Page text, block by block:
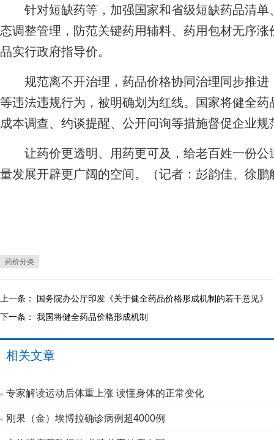
针对短缺药等，加强国家和省级短缺药品清单
态调整管理，防范关键药用辅料、药用包材无序
品实行政府指导价。
规范离不开治理，药品价格协同治理同步推进
等违法违规行为，被明确划为红线。国家将健全
成本调查、约谈提醒、公开问询等措施督促企业规
让药价更透明、用药更可及，给老百姓一份公
量发展开辟更广阔的空间。（记者：彭韵佳、徐鹏
药价分类
上一条： 国务院办公厅印发《关于健全药品价格形成机制的若干意见》
下一条： 我国将健全药品价格形成机制
相关文章
专家解读运动后体重上涨 读懂身体的正常变化
刚果（金）埃博拉确诊病例超4000例